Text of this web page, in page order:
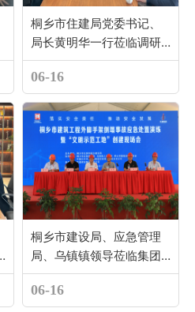
桐乡市住建局党委书记、
局长黄明华一行莅临调研
指导
06-16
桐乡市建设局、应急管理
局、乌镇镇领导莅临集团
项目现场会
06-16